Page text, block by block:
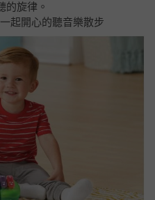
的旋律。
起開心的聽音樂散步